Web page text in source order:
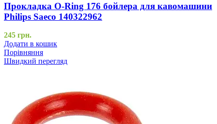
Прокладка O-Ring 176 бойлера для кавомашини
Philips Saeco 140322962
245 грн.
Додати в кошик
Порівняння
Швидкий перегляд